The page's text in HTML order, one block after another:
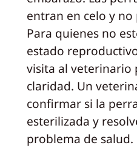
entran en celo y no
Para quienes no
estado
visita al veterinario
claridad. Un
confirmar si la
esterilizada y
problema de salud.